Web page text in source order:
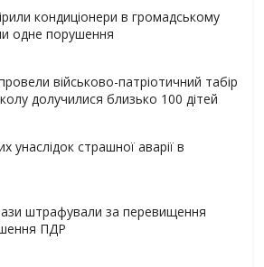
кондиціонери в громадському
одне порушення
військово-патріотичний табір
долучилися близько 100 дітей
унаслідок страшної аварії в
штрафували за перевищення
ПДР